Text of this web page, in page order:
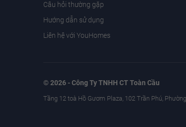
Câu hỏi thường gặp
Hướng dẫn sử dụng
Liên hệ với YouHomes
© 2026 - Công Ty TNHH CT Toàn Cầu
Tầng 12 toà Hồ Gươm Plaza, 102 Trần Phú,